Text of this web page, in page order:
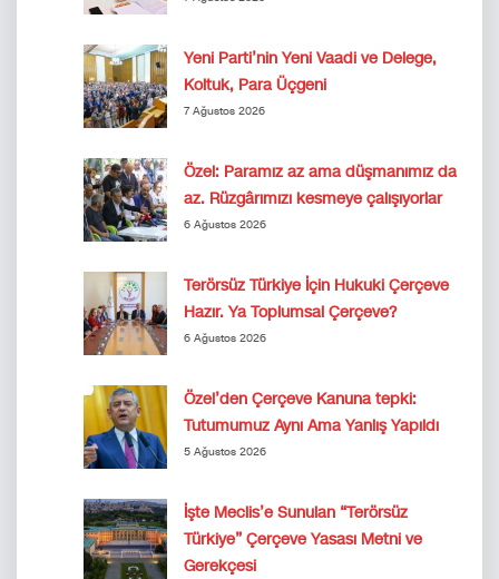
Yeni Parti’nin Yeni Vaadi ve Delege,
Koltuk, Para Üçgeni
7 Ağustos 2026
Özel: Paramız az ama düşmanımız da
az. Rüzgârımızı kesmeye çalışıyorlar
6 Ağustos 2026
Terörsüz Türkiye İçin Hukuki Çerçeve
Hazır. Ya Toplumsal Çerçeve?
6 Ağustos 2026
Özel’den Çerçeve Kanuna tepki:
Tutumumuz Aynı Ama Yanlış Yapıldı
5 Ağustos 2026
İşte Meclis’e Sunulan “Terörsüz
Türkiye” Çerçeve Yasası Metni ve
Gerekçesi